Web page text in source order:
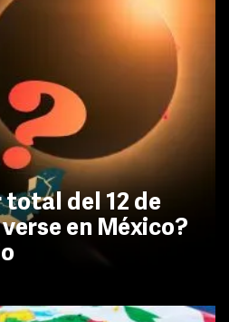
total del 12 de
en México?